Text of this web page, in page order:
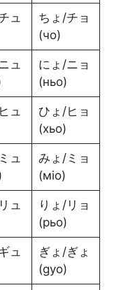
ュ
ちょ/チョ
(чо)
ュ
にょ/ニョ
(ньо)
ュ
ひょ/ヒョ
(хьо)
ュ
みょ/ミョ
(міо)
ュ
りょ/リョ
(рьо)
ュ
ぎょ/ぎょ
(gyo)